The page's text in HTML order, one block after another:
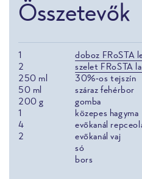
Összetevők
1
doboz FRoSTA
2
szelet FRoSTA
250 ml
30%-os tejszín
50 ml
száraz fehérbor
200 g
gomba
1
közepes hagyma
4
evőkanál
2
evőkanál vaj
só
bors